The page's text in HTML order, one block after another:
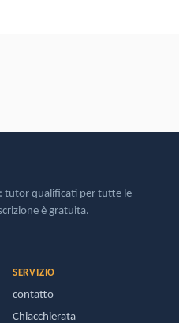
tutor qualificati per tutte le
è gratuita.
SERVIZIO
contatto
Chiacchierata